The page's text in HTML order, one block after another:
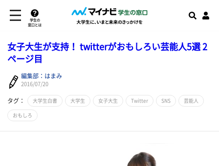
学生の
窓口とは
女子大生が支持！ twitterがおもしろい芸能人5選 2
ページ目
編集部：はまみ
2016/07/20
タグ： 大学生白書 大学生 女子大生 Twitter SNS 芸能人
おもしろ